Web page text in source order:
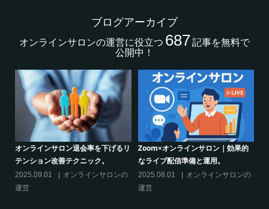
ブログアーカイブ
オンラインサロンの運営に役立つ 687記事を無料で
公開中！
シリーズ連載【運営者のお悩み解
決】ココがポイント！リスキリング
サロン運営必須3箇条
2025.03.27
オンラインサロンでの”学び”がこれ
からのリスキリングを先導すると言
えるこれだけの”理由”
2025.02.27